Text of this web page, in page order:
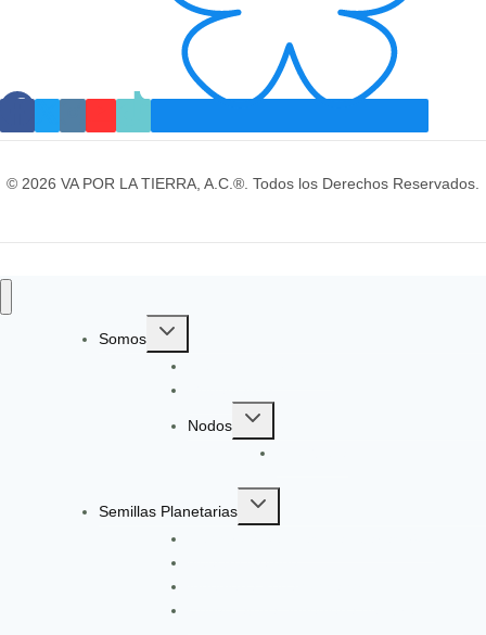
© 2026 VA POR LA TIERRA, A.C.®. Todos los Derechos Reservados.
Somos
Toggle
child
menu
Nodos
Toggle
child
menu
Semillas Planetarias
Toggle
child